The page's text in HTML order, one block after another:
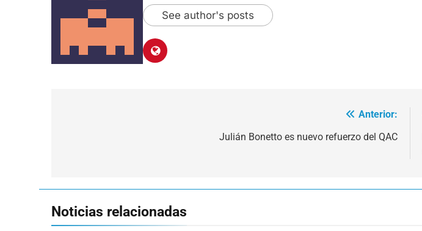
See author's posts
Anterior:
Julián Bonetto es nuevo refuerzo del QAC
Noticias relacionadas